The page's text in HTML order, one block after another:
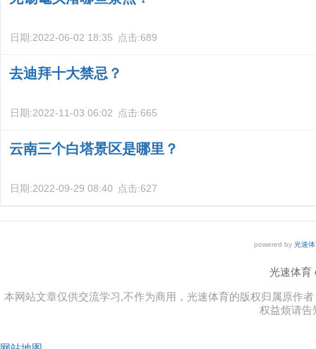
日期:2022-06-02 18:35 点击:689
去迪拜十大禁忌？
日期:2022-11-03 06:02 点击:665
云南三个白塔景区是哪里？
日期:2022-09-29 08:40 点击:627
powered by 光速
光速体育
本网站文章仅供交流学习,不作为商用，光速体育的版权归属原作
权益烦请告